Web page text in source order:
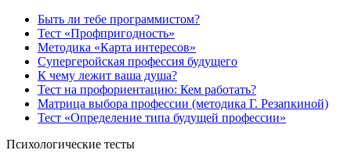
Быть ли тебе программистом?
Тест «Профпригодность»
Методика «Карта интересов»
Супергеройская профессия будущего
К чему лежит ваша душа?
Тест на профориентацию: Кем работать?
Матрица выбора профессии (методика Г. Резапкиной)
Тест «Определение типа будущей профессии»
Психологические тесты